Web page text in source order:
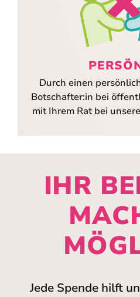
Durch einen
Botschafter:in bei
mit Ihrem Rat bei
IHR
Jede Spende hilft